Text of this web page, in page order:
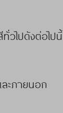
ไปดังต่อไปนี้
ะภายนอก